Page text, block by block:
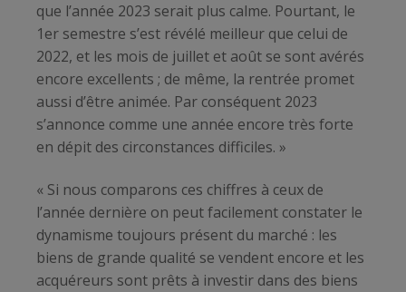
que l’année 2023 serait plus calme. Pourtant, le
1er semestre s’est révélé meilleur que celui de
2022, et les mois de juillet et août se sont avérés
encore excellents ; de même, la rentrée promet
aussi d’être animée. Par conséquent 2023
s’annonce comme une année encore très forte
en dépit des circonstances difficiles. »
« Si nous comparons ces chiffres à ceux de
l’année dernière on peut facilement constater le
dynamisme toujours présent du marché : les
biens de grande qualité se vendent encore et les
acquéreurs sont prêts à investir dans des biens